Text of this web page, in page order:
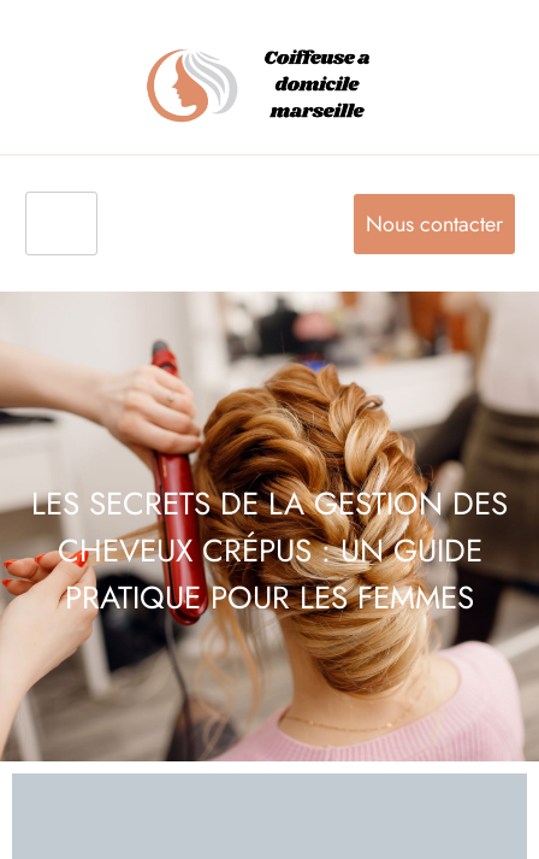
Nous contacter
LES SECRETS DE LA GESTION DES
CHEVEUX CRÉPUS : UN GUIDE
PRATIQUE POUR LES FEMMES